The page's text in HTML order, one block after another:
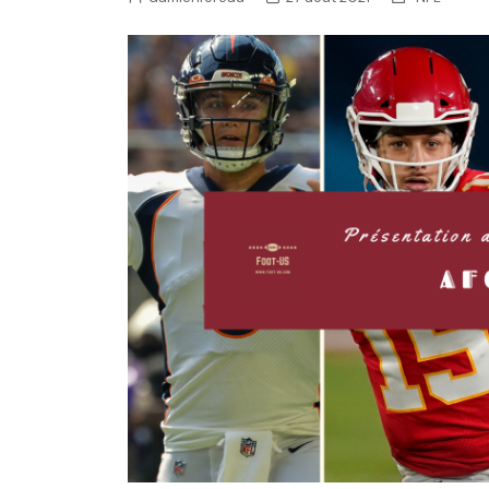
NFL – Power Rankings
Pronostics et paris NFL
Super Bowl LIX
Histoire et Légendes